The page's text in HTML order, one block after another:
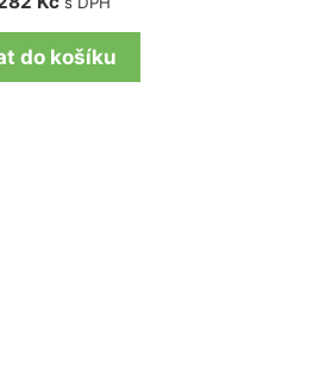
do košíku